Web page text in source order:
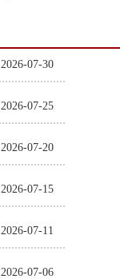
2026-07-30
2026-07-25
2026-07-20
2026-07-15
2026-07-11
2026-07-06